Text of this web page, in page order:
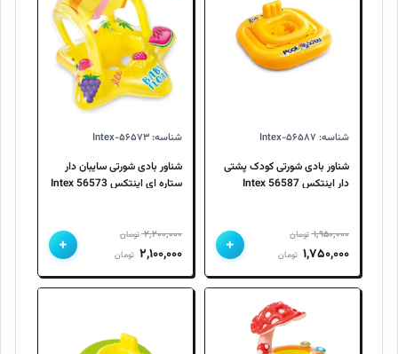
شناسه: Intex-۵۶۵۸۷
شناور بادی شورتی کودک پشتی
دار اینتکس 56587 Intex
۱,۹۵۰,۰۰۰ تومان
قیمت
اصلی
۱,۹۵۰,۰۰۰ تومان
۱,۷۵۰,۰۰۰ تومانقیمت
فعلی
۱,۷۵۰,۰۰۰ تومان
است.
+
شناسه: Intex-۵۶۵۷۳
شناور بادی شورتی سایبان دار
ستاره ای اینتکس 56573 Intex
۲,۲۰۰,۰۰۰ تومان
قیمت
اصلی
۲,۲۰۰,۰۰۰ تومان
۲,۱۰۰,۰۰۰ تومانقیمت
فعلی
۲,۱۰۰,۰۰۰ تومان
+